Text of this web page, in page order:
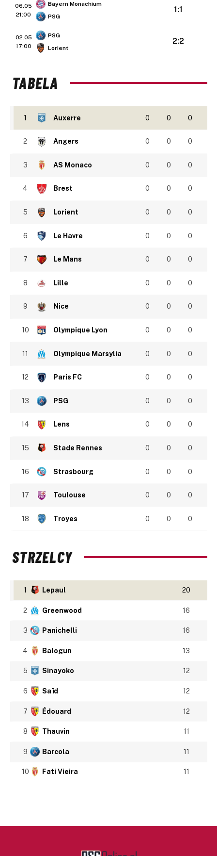
06.05
21:00
Bayern Monachium
PSG
1:1
02.05
17:00
PSG
Lorient
2:2
TABELA
1 Auxerre 0 0 0
2 Angers 0 0 0
3 AS Monaco 0 0 0
4 Brest 0 0 0
5 Lorient 0 0 0
6 Le Havre 0 0 0
7 Le Mans 0 0 0
8 Lille 0 0 0
9 Nice 0 0 0
10 Olympique Lyon 0 0 0
11 Olympique Marsylia 0 0 0
12 Paris FC 0 0 0
13 PSG 0 0 0
14 Lens 0 0 0
15 Stade Rennes 0 0 0
16 Strasbourg 0 0 0
17 Toulouse 0 0 0
18 Troyes 0 0 0
STRZELCY
1 Lepaul 20
2 Greenwood 16
3 Panichelli 16
4 Balogun 13
5 Sinayoko 12
6 Saïd 12
7 Édouard 12
8 Thauvin 11
9 Barcola 11
10 Fati Vieira 11